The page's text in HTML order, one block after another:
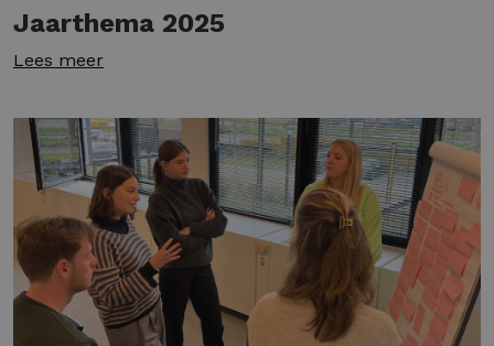
Jaarthema 2025
Lees meer